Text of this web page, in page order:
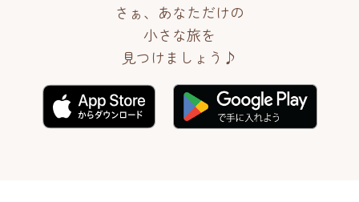
さぁ、あなただけの
小さな旅を
見つけましょう♪